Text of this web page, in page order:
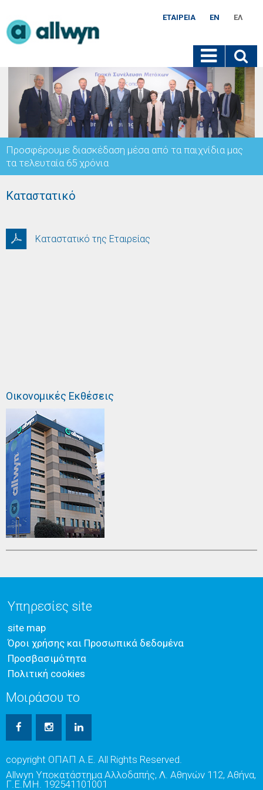
ΕΤΑΙΡΕΊΑ EN ΕΛ
Προσφέρουμε διασκέδαση μέσα από τα παιχνίδια μας
τα τελευταία 65 χρόνια
Καταστατικό
Καταστατικό της Εταιρείας
Οικονομικές Εκθέσεις
Υπηρεσίες site
site map
Όροι χρήσης και Προσωπικά δεδομένα
Προσβασιμότητα
Πολιτική cookies
Μοιράσου το
copyright ΟΠΑΠ Α.Ε. All Rights Reserved.
Allwyn Υποκατάστημα Αλλοδαπής, Λ. Αθηνών 112, Αθήνα,
Γ.Ε.ΜΗ. 192541101001